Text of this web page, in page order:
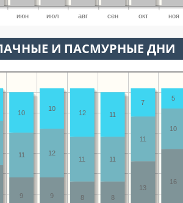
июн июл авг сен окт ноя
И ПАСМУРНЫЕ ДНИ
16
13
8
8
9
9
10
11
11
11
12
11
5
7
11
12
10
10